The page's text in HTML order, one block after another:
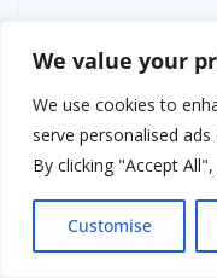
We value your
We use cookies to
serve personalised
By clicking "Accept
Customise